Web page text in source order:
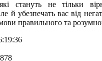
стануть не тільки
й убезпечать вас від
правильного та